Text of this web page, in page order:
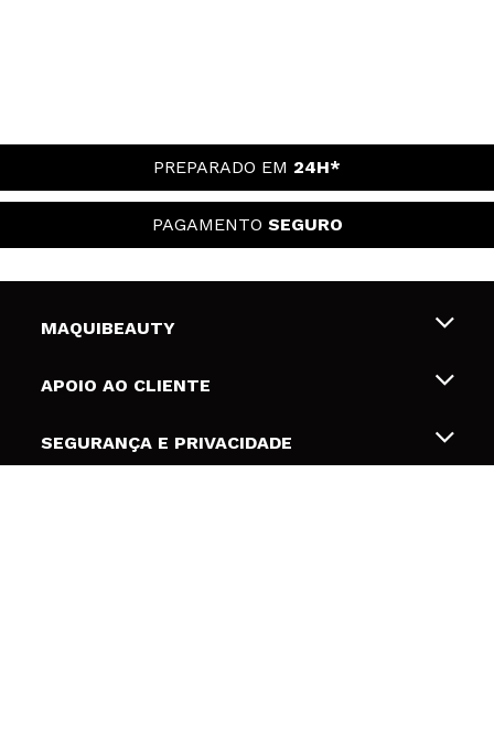
PREPARADO EM 24H*
PAGAMENTO SEGURO
MAQUIBEAUTY
Sobre nós
Gift Cards
APOIO AO CLIENTE
Envios e Devoluções
Desistência / Devoluções
SEGURANÇA E PRIVACIDADE